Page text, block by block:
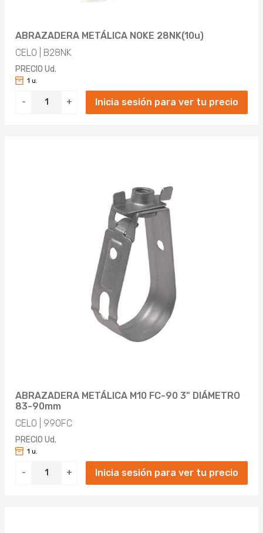
ABRAZADERA METÁLICA NOKE 28NK(10u)
CELO | B28NK
PRECIO Ud.
- +
1 u.
Inicia sesión para ver tu precio
ABRAZADERA METÁLICA M10 FC-90 3" DIÁMETRO
83-90mm
CELO | 990FC
PRECIO Ud.
- +
1 u.
Inicia sesión para ver tu precio